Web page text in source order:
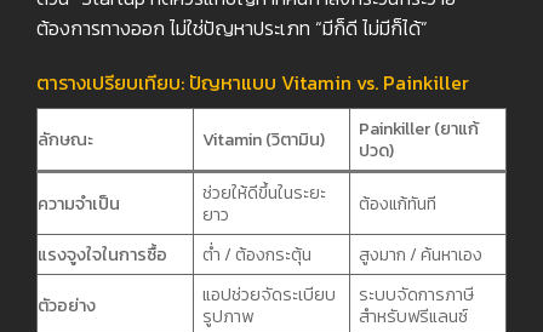
ต้องการทางออก ไม่ใช่ปัญหาประเภท “มีก็ดี ไม่มีก็ได้”
ตารางเปรียบเทียบ: ปัญหาแบบ Vitamin vs. Painkiller
ลักษณะ Vitamin (วิตามิน) Painkiller (ยาแก้
ปวด)
ความจำเป็น
ช่วยให้ดีขึ้นในระยะ
ยาว
ต้องแก้ทันที
แรงจูงใจในการซื้อ
ต่ำ / ต้องกระตุ้น
สูงมาก / ค้นหาเอง
ตัวอย่าง
แอปช่วยจัดระเบียบ
รูปภาพ
ระบบจัดการภาษี
สำหรับฟรีแลนซ์